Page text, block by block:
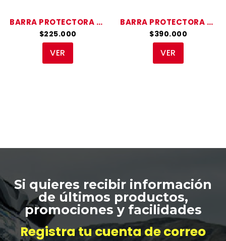
BARRA PROTECTORA XR 190L
$225.000
VER
BARRA PROTECTORA XRE 190
$390.000
VER
Si quieres recibir información
de últimos productos,
promociones y facilidades
Registra tu cuenta de correo